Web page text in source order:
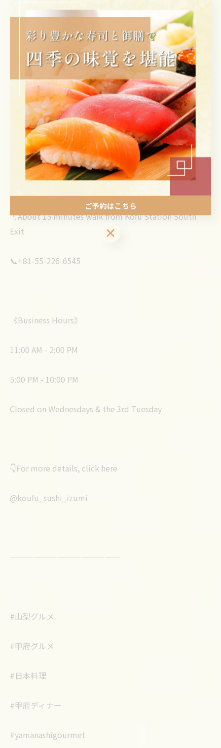
【Sushi & Japanese Dining Izumi】
🍣A Beloved Long-Established Sushi Restaurant🍣
🐟Fresh Seafood Delivered Daily from Toyosu &
Numazu🐟
🚶About 15 minutes walk from Kofu Station South
Exit
📞+81-55-226-6545
《Business Hours》
11:00 AM - 2:00 PM
5:00 PM - 10:00 PM
Closed on Wednesdays & the 3rd Tuesday
👇For more details, click here
@koufu_sushi_izumi
#山梨グルメ
#甲府グルメ
#日本料理
#甲府ディナー
#yamanashigourmet
ご予約はこちら
ご予約はこちら